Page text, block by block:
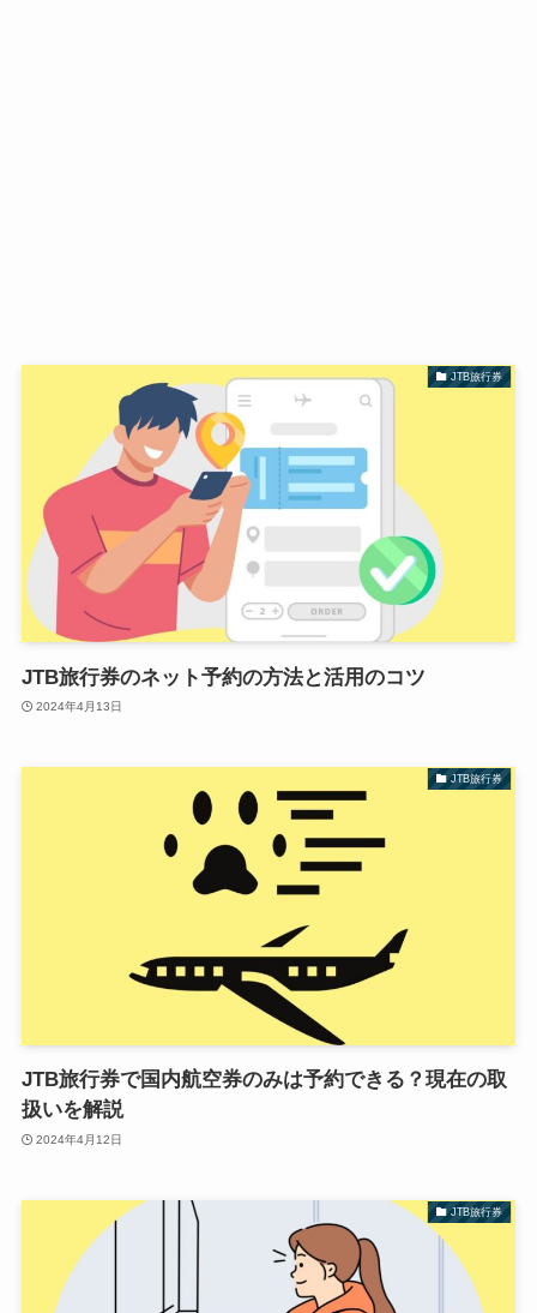
JTB旅行券
JTB旅行券のネット予約の方法と活用のコツ
2024年4月13日
JTB旅行券
JTB旅行券で国内航空券のみは予約できる？現在の取
扱いを解説
2024年4月12日
JTB旅行券